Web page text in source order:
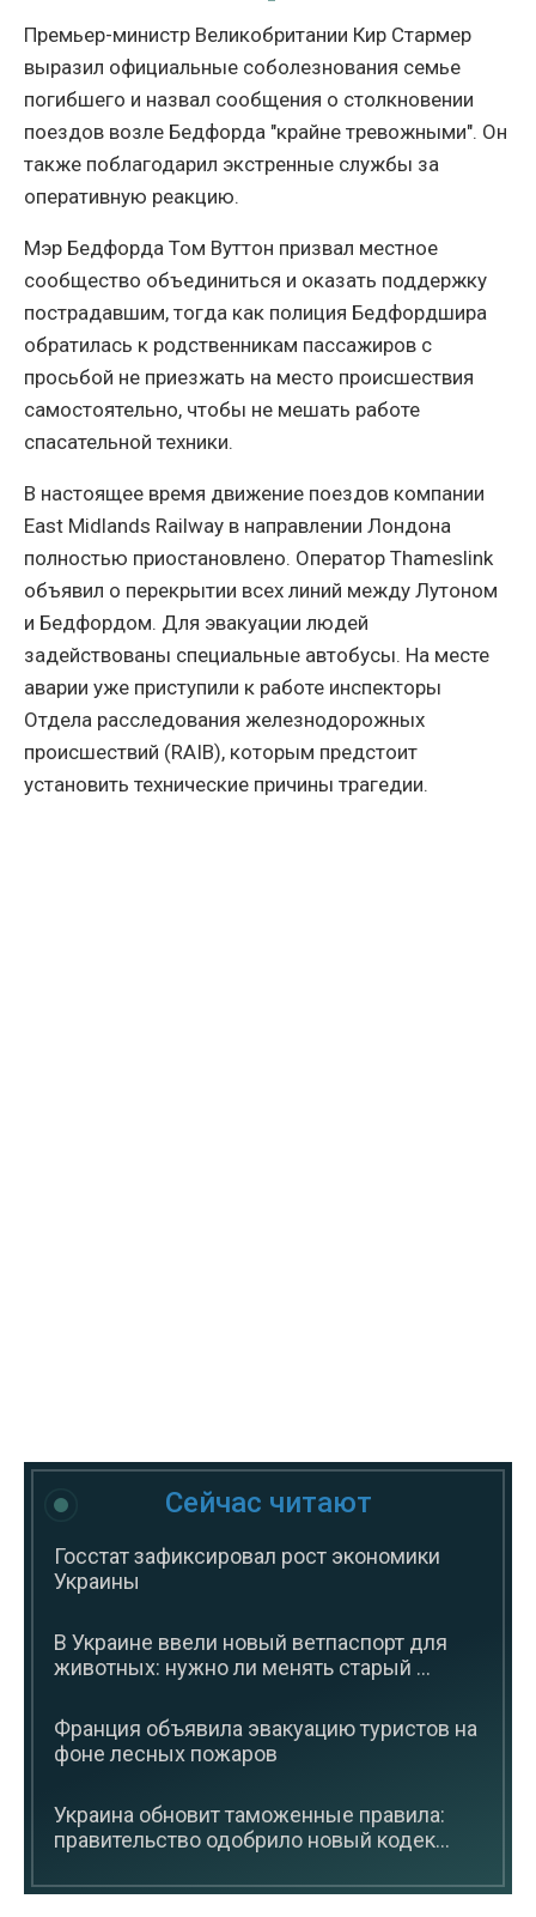
Премьер-министр Великобритании Кир Стармер
выразил официальные соболезнования семье
погибшего и назвал сообщения о столкновении
поездов возле Бедфорда "крайне тревожными". Он
также поблагодарил экстренные службы за
оперативную реакцию.
Мэр Бедфорда Том Вуттон призвал местное
сообщество объединиться и оказать поддержку
пострадавшим, тогда как полиция Бедфордшира
обратилась к родственникам пассажиров с
просьбой не приезжать на место происшествия
самостоятельно, чтобы не мешать работе
спасательной техники.
В настоящее время движение поездов компании
East Midlands Railway в направлении Лондона
полностью приостановлено. Оператор Thameslink
объявил о перекрытии всех линий между Лутоном
и Бедфордом. Для эвакуации людей
задействованы специальные автобусы. На месте
аварии уже приступили к работе инспекторы
Отдела расследования железнодорожных
происшествий (RAIB), которым предстоит
установить технические причины трагедии.
Сейчас читают
Госстат зафиксировал рост экономики
Украины
В Украине ввели новый ветпаспорт для
животных: нужно ли менять старый ...
Франция объявила эвакуацию туристов на
фоне лесных пожаров
Украина обновит таможенные правила:
правительство одобрило новый кодек...